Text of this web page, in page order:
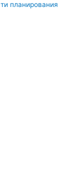
планирования